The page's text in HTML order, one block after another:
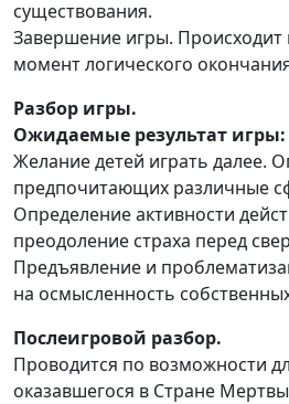
существования.
Завершение игры.
момент логического
Разбор игры.
Ожидаемые результат игры:
Желание детей играть далее.
предпочитающих различные
Определение активности
преодоление страха перед
Предъявление и
на осмысленность
Послеигровой разбор.
Проводится по возможности
оказавшегося в Стране